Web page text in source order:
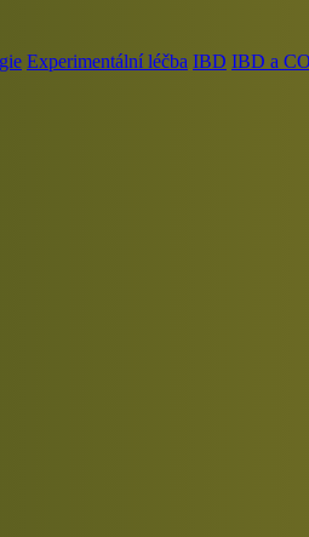
Experimentální léčba IBD IBD a